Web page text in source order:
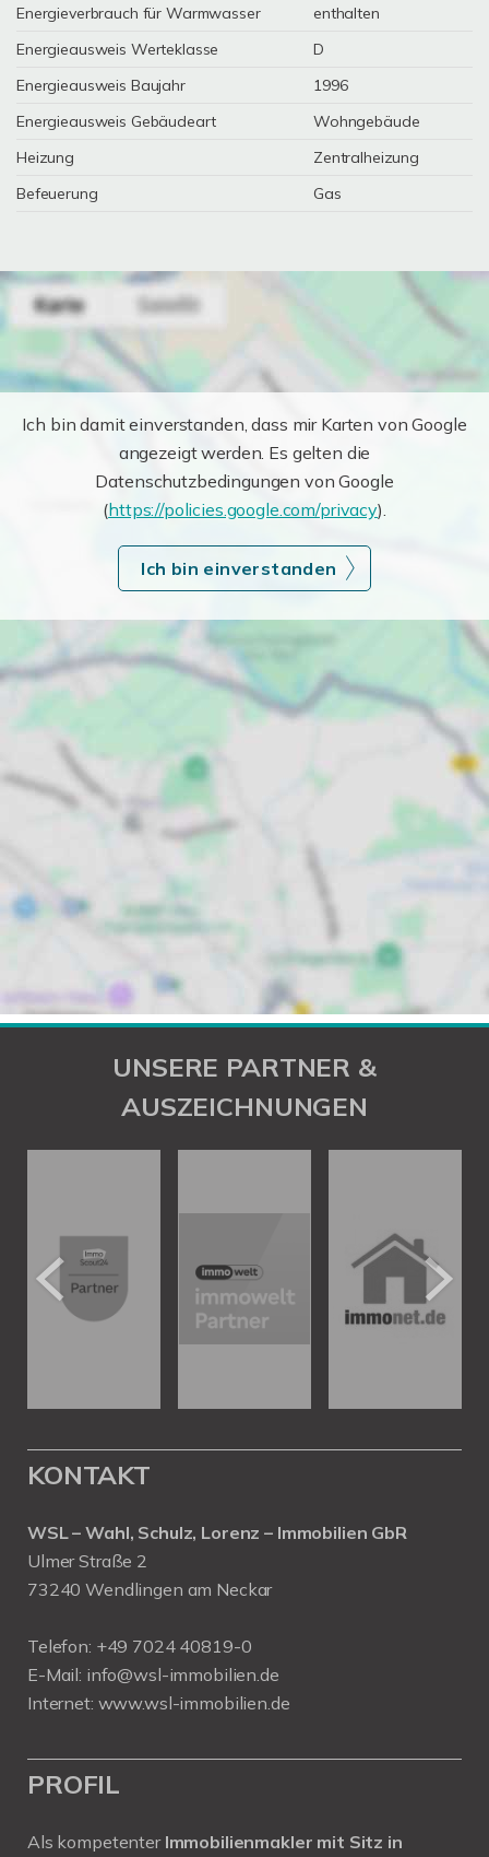
Energieverbrauch für Warmwasser
enthalten
Energieausweis Werteklasse
D
Energieausweis Baujahr
1996
Energieausweis Gebäudeart
Wohngebäude
Heizung
Zentralheizung
Befeuerung
Gas
Ich bin damit einverstanden, dass mir Karten von Google
angezeigt werden. Es gelten die
Datenschutzbedingungen von Google
(https://policies.google.com/privacy).
Ich bin einverstanden
UNSERE PARTNER &
AUSZEICHNUNGEN
KONTAKT
WSL – Wahl, Schulz, Lorenz – Immobilien GbR
Ulmer Straße 2
73240 Wendlingen am Neckar
Telefon: +49 7024 40819-0
E-Mail: info@wsl-immobilien.de
Internet: www.wsl-immobilien.de
PROFIL
Als kompetenter Immobilienmakler mit Sitz in